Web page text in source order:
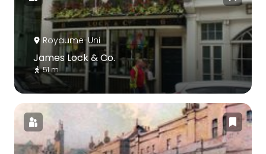
Royaume-Uni
James Lock & Co.
51 m